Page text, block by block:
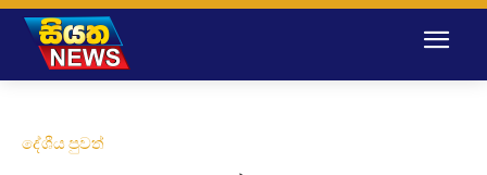
දේශීය පුවත්